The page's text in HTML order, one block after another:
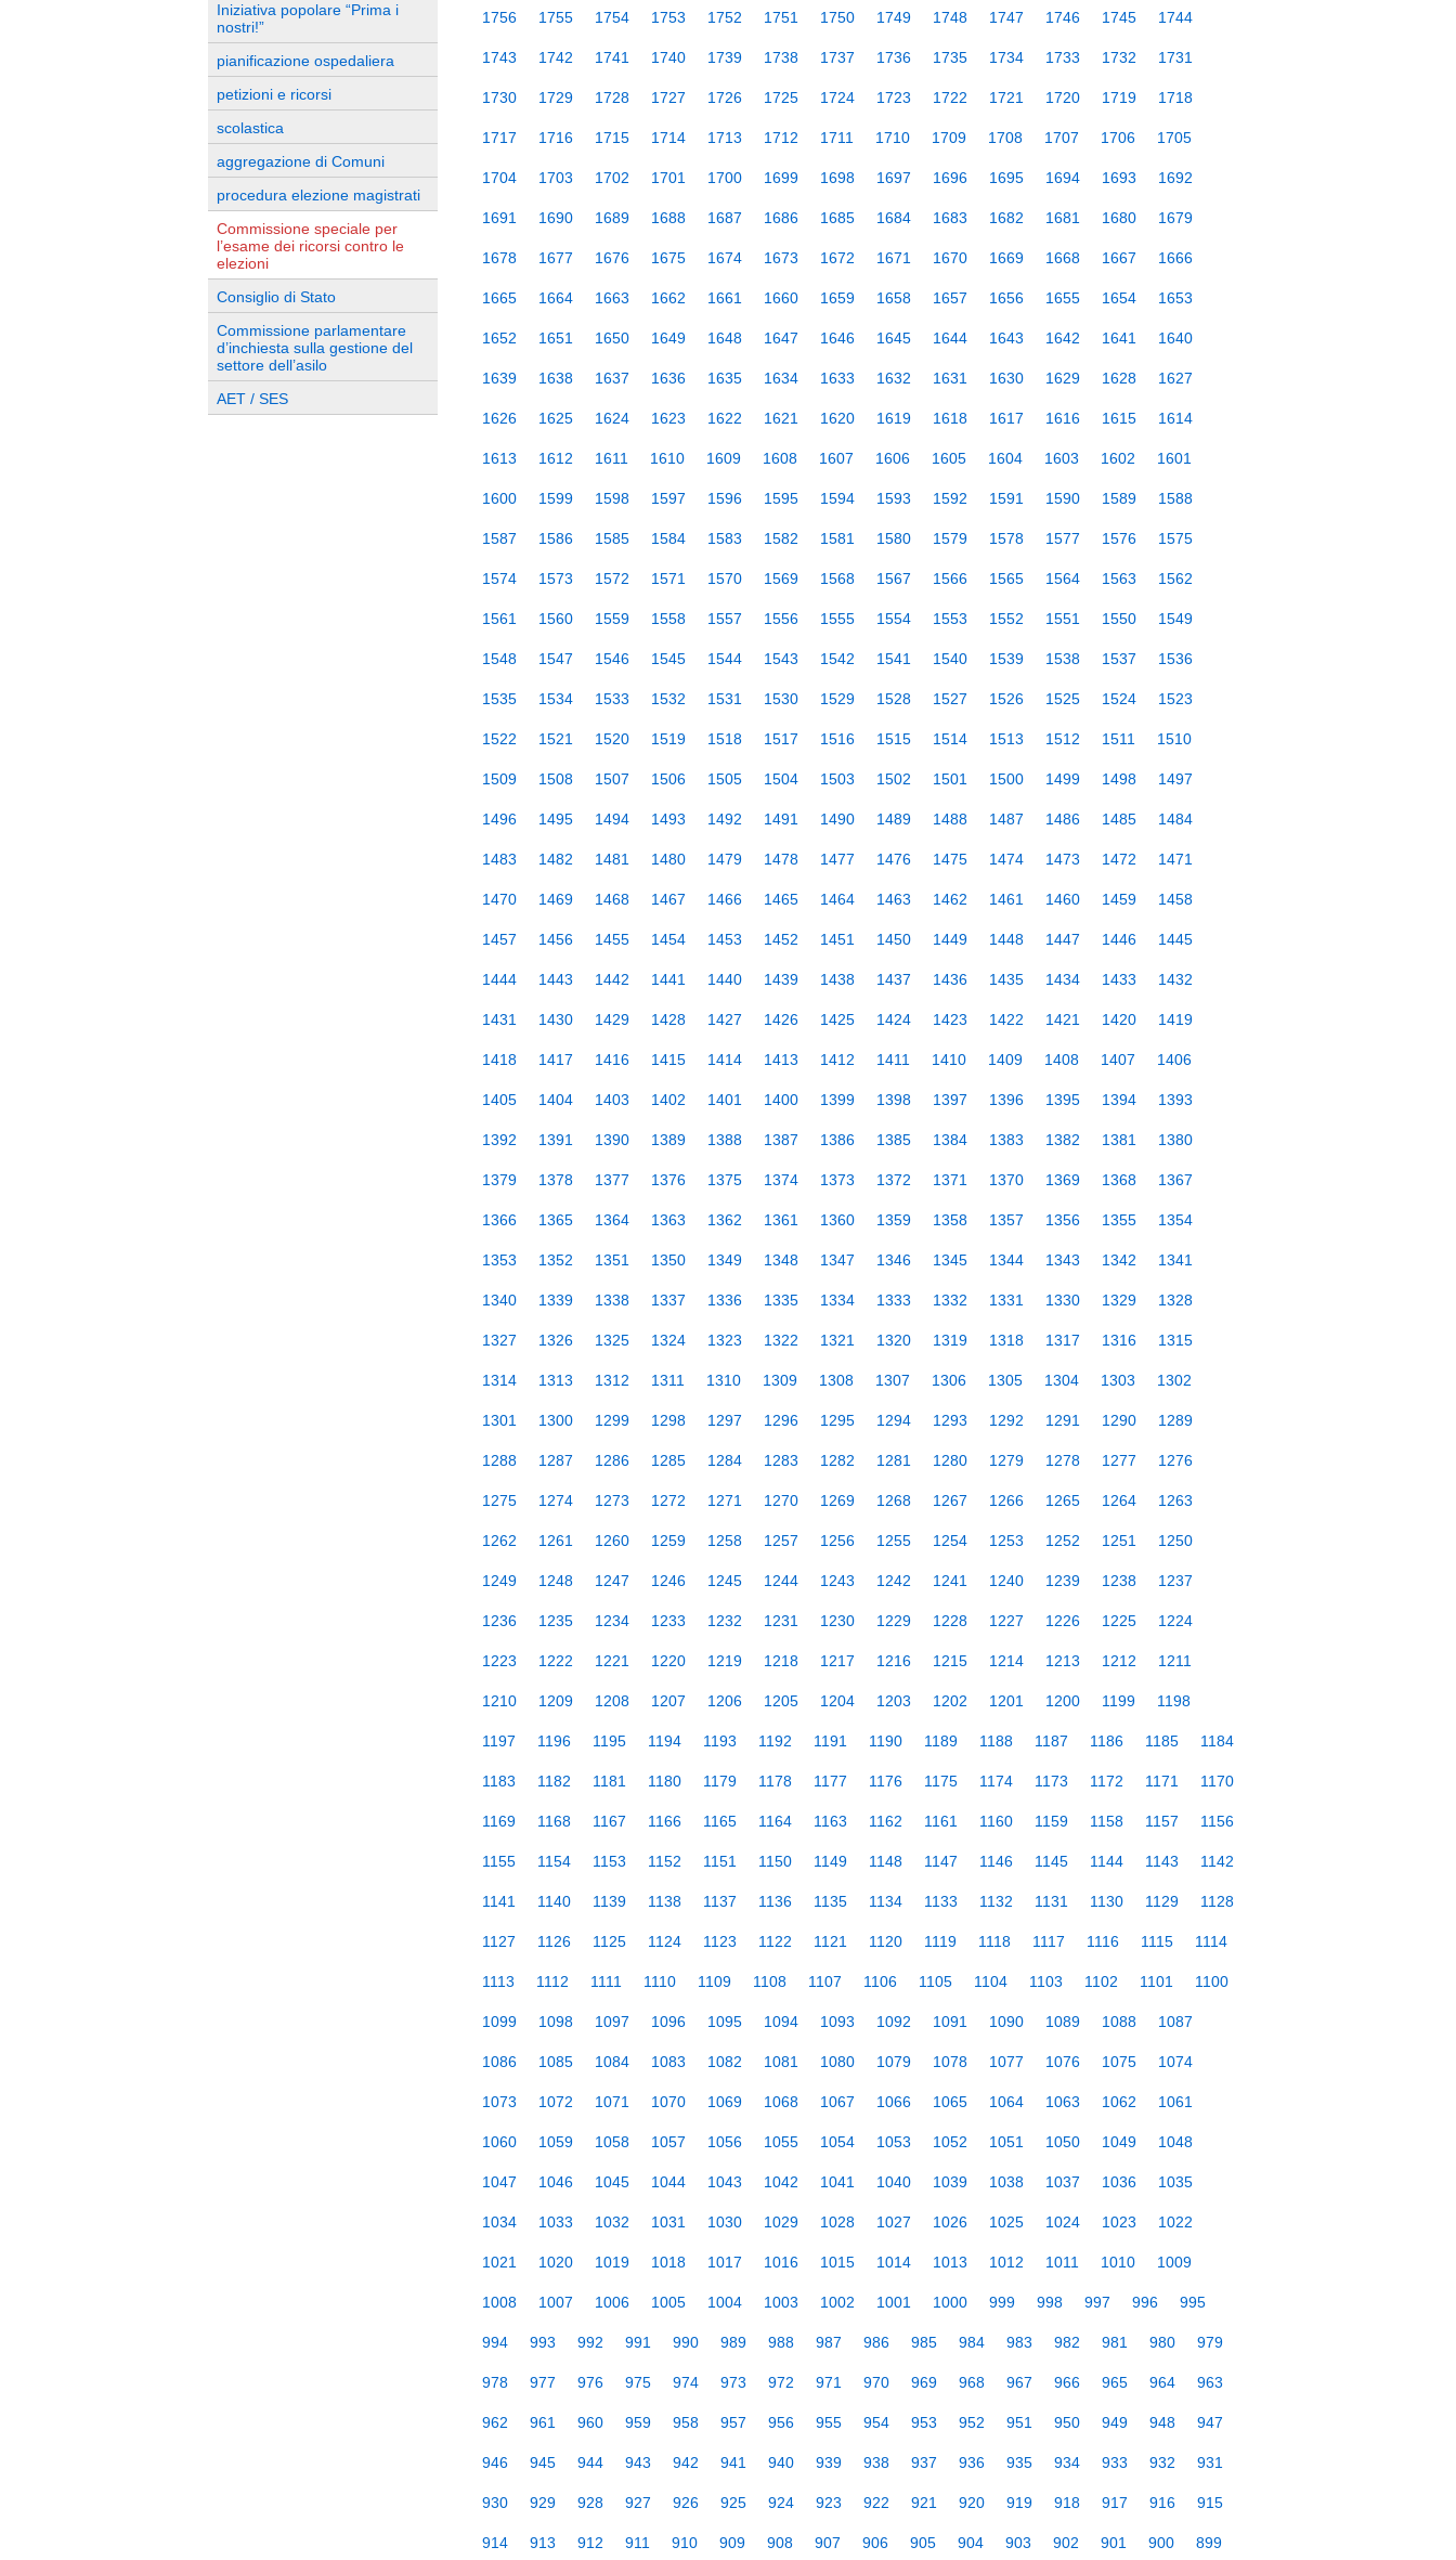
Iniziativa popolare “Prima i
nostri!”
pianificazione ospedaliera
petizioni e ricorsi
scolastica
aggregazione di Comuni
procedura elezione magistrati
Commissione speciale per
l’esame dei ricorsi contro le
elezioni
Consiglio di Stato
Commissione parlamentare
d’inchiesta sulla gestione del
settore dell’asilo
AET / SES
1756 1755 1754 1753 1752 1751 1750 1749 1748 1747 1746 1745 1744
1743 1742 1741 1740 1739 1738 1737 1736 1735 1734 1733 1732 1731
1730 1729 1728 1727 1726 1725 1724 1723 1722 1721 1720 1719 1718
1717 1716 1715 1714 1713 1712 1711 1710 1709 1708 1707 1706 1705
1704 1703 1702 1701 1700 1699 1698 1697 1696 1695 1694 1693 1692
1691 1690 1689 1688 1687 1686 1685 1684 1683 1682 1681 1680 1679
1678 1677 1676 1675 1674 1673 1672 1671 1670 1669 1668 1667 1666
1665 1664 1663 1662 1661 1660 1659 1658 1657 1656 1655 1654 1653
1652 1651 1650 1649 1648 1647 1646 1645 1644 1643 1642 1641 1640
1639 1638 1637 1636 1635 1634 1633 1632 1631 1630 1629 1628 1627
1626 1625 1624 1623 1622 1621 1620 1619 1618 1617 1616 1615 1614
1613 1612 1611 1610 1609 1608 1607 1606 1605 1604 1603 1602 1601
1600 1599 1598 1597 1596 1595 1594 1593 1592 1591 1590 1589 1588
1587 1586 1585 1584 1583 1582 1581 1580 1579 1578 1577 1576 1575
1574 1573 1572 1571 1570 1569 1568 1567 1566 1565 1564 1563 1562
1561 1560 1559 1558 1557 1556 1555 1554 1553 1552 1551 1550 1549
1548 1547 1546 1545 1544 1543 1542 1541 1540 1539 1538 1537 1536
1535 1534 1533 1532 1531 1530 1529 1528 1527 1526 1525 1524 1523
1522 1521 1520 1519 1518 1517 1516 1515 1514 1513 1512 1511 1510
1509 1508 1507 1506 1505 1504 1503 1502 1501 1500 1499 1498 1497
1496 1495 1494 1493 1492 1491 1490 1489 1488 1487 1486 1485 1484
1483 1482 1481 1480 1479 1478 1477 1476 1475 1474 1473 1472 1471
1470 1469 1468 1467 1466 1465 1464 1463 1462 1461 1460 1459 1458
1457 1456 1455 1454 1453 1452 1451 1450 1449 1448 1447 1446 1445
1444 1443 1442 1441 1440 1439 1438 1437 1436 1435 1434 1433 1432
1431 1430 1429 1428 1427 1426 1425 1424 1423 1422 1421 1420 1419
1418 1417 1416 1415 1414 1413 1412 1411 1410 1409 1408 1407 1406
1405 1404 1403 1402 1401 1400 1399 1398 1397 1396 1395 1394 1393
1392 1391 1390 1389 1388 1387 1386 1385 1384 1383 1382 1381 1380
1379 1378 1377 1376 1375 1374 1373 1372 1371 1370 1369 1368 1367
1366 1365 1364 1363 1362 1361 1360 1359 1358 1357 1356 1355 1354
1353 1352 1351 1350 1349 1348 1347 1346 1345 1344 1343 1342 1341
1340 1339 1338 1337 1336 1335 1334 1333 1332 1331 1330 1329 1328
1327 1326 1325 1324 1323 1322 1321 1320 1319 1318 1317 1316 1315
1314 1313 1312 1311 1310 1309 1308 1307 1306 1305 1304 1303 1302
1301 1300 1299 1298 1297 1296 1295 1294 1293 1292 1291 1290 1289
1288 1287 1286 1285 1284 1283 1282 1281 1280 1279 1278 1277 1276
1275 1274 1273 1272 1271 1270 1269 1268 1267 1266 1265 1264 1263
1262 1261 1260 1259 1258 1257 1256 1255 1254 1253 1252 1251 1250
1249 1248 1247 1246 1245 1244 1243 1242 1241 1240 1239 1238 1237
1236 1235 1234 1233 1232 1231 1230 1229 1228 1227 1226 1225 1224
1223 1222 1221 1220 1219 1218 1217 1216 1215 1214 1213 1212 1211
1210 1209 1208 1207 1206 1205 1204 1203 1202 1201 1200 1199 1198
1197 1196 1195 1194 1193 1192 1191 1190 1189 1188 1187 1186 1185 1184
1183 1182 1181 1180 1179 1178 1177 1176 1175 1174 1173 1172 1171 1170
1169 1168 1167 1166 1165 1164 1163 1162 1161 1160 1159 1158 1157 1156
1155 1154 1153 1152 1151 1150 1149 1148 1147 1146 1145 1144 1143 1142
1141 1140 1139 1138 1137 1136 1135 1134 1133 1132 1131 1130 1129 1128
1127 1126 1125 1124 1123 1122 1121 1120 1119 1118 1117 1116 1115 1114
1113 1112 1111 1110 1109 1108 1107 1106 1105 1104 1103 1102 1101 1100
1099 1098 1097 1096 1095 1094 1093 1092 1091 1090 1089 1088 1087
1086 1085 1084 1083 1082 1081 1080 1079 1078 1077 1076 1075 1074
1073 1072 1071 1070 1069 1068 1067 1066 1065 1064 1063 1062 1061
1060 1059 1058 1057 1056 1055 1054 1053 1052 1051 1050 1049 1048
1047 1046 1045 1044 1043 1042 1041 1040 1039 1038 1037 1036 1035
1034 1033 1032 1031 1030 1029 1028 1027 1026 1025 1024 1023 1022
1021 1020 1019 1018 1017 1016 1015 1014 1013 1012 1011 1010 1009
1008 1007 1006 1005 1004 1003 1002 1001 1000 999 998 997 996 995
994 993 992 991 990 989 988 987 986 985 984 983 982 981 980 979
978 977 976 975 974 973 972 971 970 969 968 967 966 965 964 963
962 961 960 959 958 957 956 955 954 953 952 951 950 949 948 947
946 945 944 943 942 941 940 939 938 937 936 935 934 933 932 931
930 929 928 927 926 925 924 923 922 921 920 919 918 917 916 915
914 913 912 911 910 909 908 907 906 905 904 903 902 901 900 899